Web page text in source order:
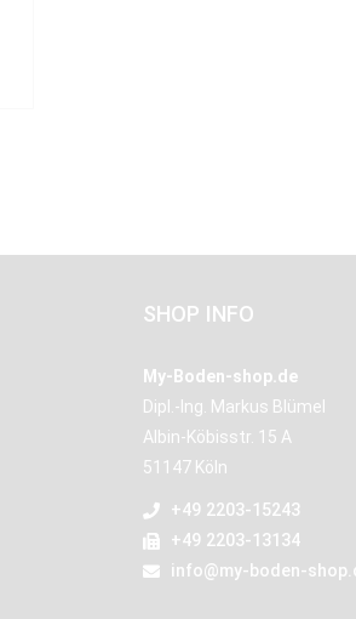
SHOP INFO
My-Boden-shop.de
Dipl.-Ing. Markus Blümel
Albin-Köbisstr. 15 A
51147 Köln
+49 2203-15243
+49 2203-13134
info@my-boden-